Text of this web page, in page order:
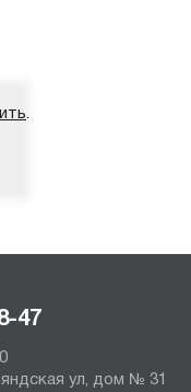
.
47
ул, дом № 31